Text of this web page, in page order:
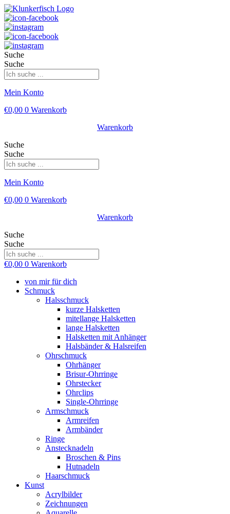
Suche
Suche
Mein Konto
€0,00 0 Warenkorb
Warenkorb
Suche
Suche
Mein Konto
€0,00 0 Warenkorb
Warenkorb
Suche
Suche
€0,00 0 Warenkorb
von mir für dich
Schmuck
Halsschmuck
kurze Halsketten
mitellange Halsketten
lange Halsketten
Halsketten mit Anhänger
Halsbänder & Halsreifen
Ohrschmuck
Ohrhänger
Brisur-Ohrringe
Ohrstecker
Ohrclips
Single-Ohrringe
Armschmuck
Armreifen
Armbänder
Ringe
Anstecknadeln
Broschen & Pins
Hutnadeln
Haarschmuck
Kunst
Acrylbilder
Zeichnungen